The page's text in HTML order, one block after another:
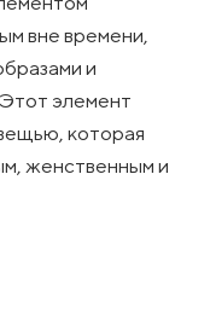
вне времени,
и
элемент
которая
женственным и